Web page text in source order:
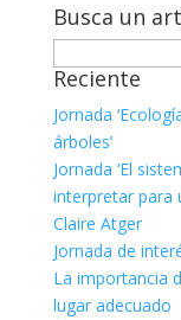
Busca un
Reciente
Jornada
árboles’
Jornada ‘El
interpretar para
Claire Atger
Jornada de
La importancia
lugar adecuado